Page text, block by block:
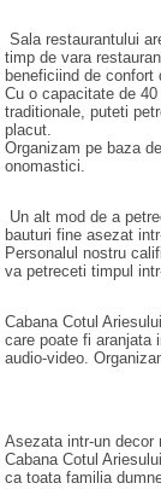
Sala restaurantului
timp de vara
beneficiind de
Cu o capacitate de
traditionale, puteti
placut.
Organizam pe baza
onomastici.
Un alt mod de a
bauturi fine asezat
Personalul nostru
va petreceti timpul
Cabana Cotul
care poate fi aranjata
audio-video.
Asezata intr-un decor
Cabana Cotul
ca toata familia